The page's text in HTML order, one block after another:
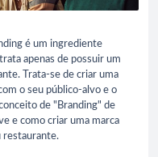
é um ingrediente
apenas de possuir um
Trata-se de criar uma
o seu público-alvo e o
de "Branding" de
e como criar uma marca
restaurante.